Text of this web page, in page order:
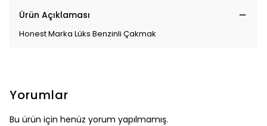
Ürün Açıklaması
Honest Marka Lüks Benzinli Çakmak
Yorumlar
Bu ürün için henüz yorum yapılmamış.